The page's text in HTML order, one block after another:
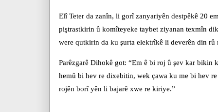
Elî Teter da zanîn, li gorî zanyariyên destpêkê 20
piştrastkirin û komîteyeke taybet ziyanan texmîn
were qutkirin da ku şurta elektrîkê li deverên din rû
Parêzgarê Dihokê got: “Em ê bi roj û şev kar bikin
hemû bi hev re dixebitin, wek çawa ku me bi hev
rojên borî yên li bajarê xwe re kiriye.”